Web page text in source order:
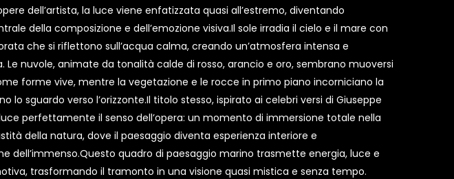
dell’artista, la luce viene enfatizzata quasi all’estremo, diventando
della composizione e dell’emozione visiva.Il sole irradia il cielo e il mare con
che si riflettono sull’acqua calma, creando un’atmosfera intensa e
Le nuvole, animate da tonalità calde di rosso, arancio e oro, sembrano muoversi
forme vive, mentre la vegetazione e le rocce in primo piano incorniciano la
lo sguardo verso l’orizzonte.Il titolo stesso, ispirato ai celebri versi di Giuseppe
perfettamente il senso dell’opera: un momento di immersione totale nella
della natura, dove il paesaggio diventa esperienza interiore e
dell’immenso.Questo quadro di paesaggio marino trasmette energia, luce e
trasformando il tramonto in una visione quasi mistica e senza tempo.